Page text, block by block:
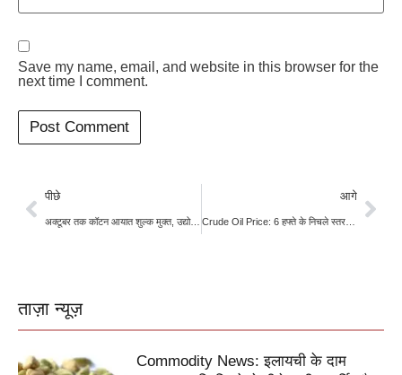
Save my name, email, and website in this browser for the
next time I comment.
पीछे
अक्टूबर तक कॉटन आयात शुल्क मुक्त, उद्योग को राहत; किसानों पर बढ़ेगा दबाव
आगे
Crude Oil Price: 6 हफ्ते के निचले स्तर से उबरे कच्चे तेल के दाम, US-ईरान समझौते पर अनिश्चितता से बढ़ी कीमतें
ताज़ा न्यूज़
Commodity News: इलायची के दाम